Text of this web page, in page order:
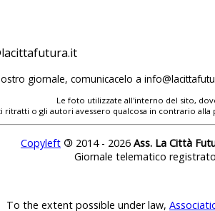
giornale, comunicacelo a
Le foto utilizzate all'interno del sito,
ritratti o gli autori avessero qualcosa in contrario
Copyleft © 2014 - 2026 Ass. La Città
Giornale telematico
To the extent possible under law,